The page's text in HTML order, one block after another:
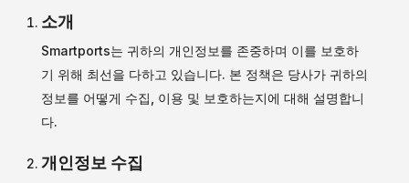
소개
Smartports는 귀하의 개인정보를 존중하며 이를 보호하
기 위해 최선을 다하고 있습니다. 본 정책은 당사가 귀하의
정보를 어떻게 수집, 이용 및 보호하는지에 대해 설명합니
다.
개인정보 수집